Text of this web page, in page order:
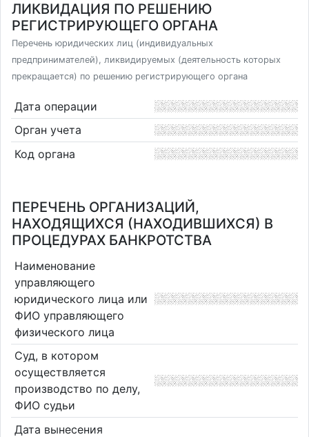
ЛИКВИДАЦИЯ ПО РЕШЕНИЮ
РЕГИСТРИРУЮЩЕГО ОРГАНА
Перечень юридических лиц (индивидуальных
предпринимателей), ликвидируемых (деятельность которых
прекращается) по решению регистрирующего органа
Дата операции
Орган учета
Код органа
ПЕРЕЧЕНЬ ОРГАНИЗАЦИЙ,
НАХОДЯЩИХСЯ (НАХОДИВШИХСЯ) В
ПРОЦЕДУРАХ БАНКРОТСТВА
Наименование
управляющего
юридического лица или
ФИО управляющего
физического лица
Суд, в котором
осуществляется
производство по делу,
ФИО судьи
Дата вынесения